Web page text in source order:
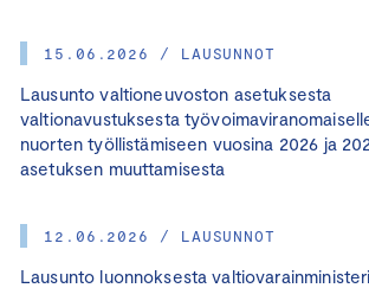
15.06.2026 / LAUSUNNOT
Lausunto valtioneuvoston asetuksesta
valtionavustuksesta
nuorten työllistämiseen vuosina 2026 ja
asetuksen muuttamisesta
12.06.2026 / LAUSUNNOT
Lausunto luonnoksesta